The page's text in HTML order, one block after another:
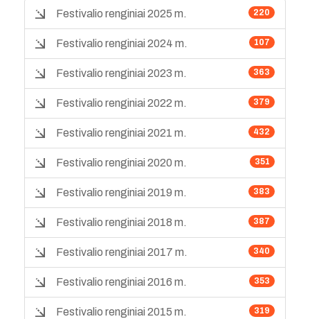
220
Festivalio renginiai 2025 m.
107
Festivalio renginiai 2024 m.
363
Festivalio renginiai 2023 m.
379
Festivalio renginiai 2022 m.
432
Festivalio renginiai 2021 m.
351
Festivalio renginiai 2020 m.
383
Festivalio renginiai 2019 m.
387
Festivalio renginiai 2018 m.
340
Festivalio renginiai 2017 m.
353
Festivalio renginiai 2016 m.
319
Festivalio renginiai 2015 m.